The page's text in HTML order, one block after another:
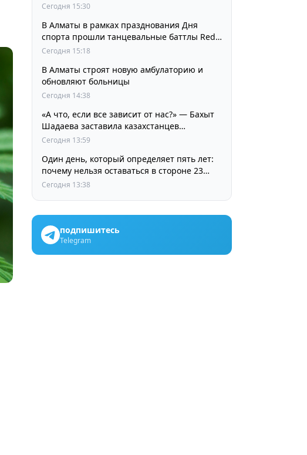
Сегодня 15:30
В Алматы в рамках празднования Дня
спорта прошли танцевальные баттлы Red
Bull Dance Your Style
Сегодня 15:18
В Алматы строят новую амбулаторию и
обновляют больницы
Сегодня 14:38
«А что, если все зависит от нас?» — Бахыт
Шадаева заставила казахстанцев
остановиться и задуматься
Сегодня 13:59
Один день, который определяет пять лет:
почему нельзя оставаться в стороне 23
августа
Сегодня 13:38
подпишитесь
Telegram